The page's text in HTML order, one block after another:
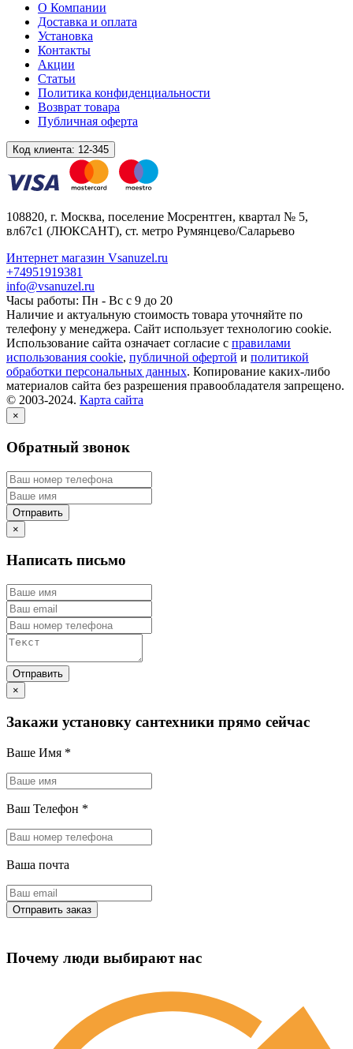
О Компании
Доставка и оплата
Установка
Контакты
Акции
Статьи
Политика конфиденциальности
Возврат товара
Публичная оферта
Код клиента: 12-345
108820, г. Москва, поселение Мосрентген, квартал № 5,
вл67с1 (ЛЮКСАНТ), ст. метро Румянцево/Саларьево
Интернет магазин Vsanuzel.ru
+74951919381
info@vsanuzel.ru
Часы работы: Пн - Вс с 9 до 20
Наличие и актуальную стоимость товара уточняйте по
телефону у менеджера. Сайт использует технологию cookie.
Использование сайта означает согласие с правилами
использования cookie, публичной офертой и политикой
обработки персональных данных. Копирование каких-либо
материалов сайта без разрешения правообладателя запрещено.
© 2003-2024. Карта сайта
×
Обратный звонок
×
Написать письмо
×
Закажи установку сантехники прямо сейчас
Ваше Имя *
Ваш Телефон *
Ваша почта
Почему люди выбирают нас